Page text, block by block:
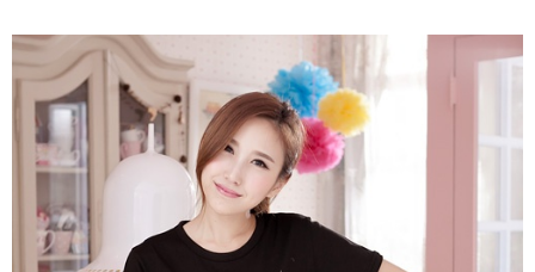
【注意事項】
１．透過由恩沛科技股份有限公司提供之「AFTEE先享後付」服務完成之交
易，需依本服務之必要範圍內提供個人資料，並將交易相關給付款項請求債
權轉讓予恩沛科技股份有限公司。
２．關於個人資料處理事宜，請瀏覽以下網址：
https://aftee.tw/terms/#terms3
３．未成年的使用者請事先徵得法定代理人或監護人之同意方可使用
「AFTEE先享後付」，若未經同意申辦者引起之損失，本公司不負相關責
任。
４．使用「AFTEE先享後付」時，將依據個別帳號之用戶狀況，依本公司即
宅配
每筆NT$100，滿NT$1,000(含以上)免運費